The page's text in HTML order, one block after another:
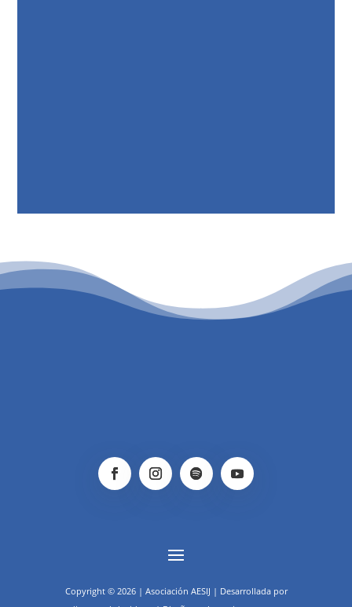
PATROCINIO CULTURAL
Copyright © 2026 | Asociación AESIJ | Desarrollada por